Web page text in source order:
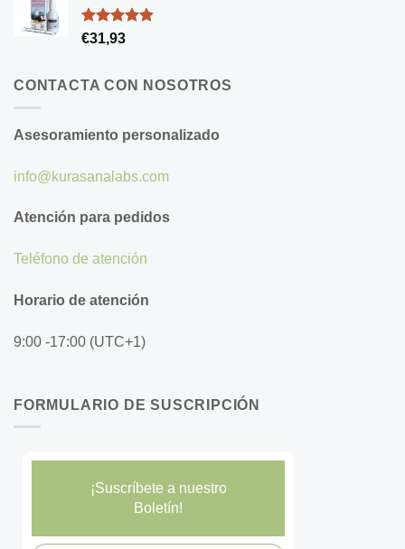
Valorado
€31,93
CONTACTA CON NOSOTROS
Asesoramiento personalizado
info@kurasanalabs.com
Atención para pedidos
Teléfono de atención
Horario de atención
9:00 -17:00 (UTC+1)
FORMULARIO DE SUSCRIPCIÓN
¡Suscríbete a nuestro
Boletín!